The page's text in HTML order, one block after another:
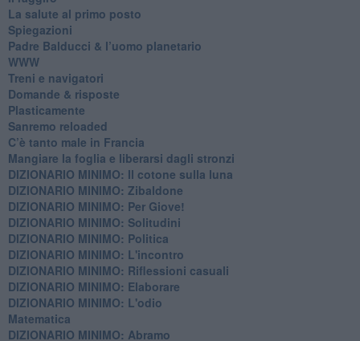
​La salute al primo posto
Spiegazioni
Padre Balducci & l’uomo planetario
WWW
​Treni e navigatori
​Domande & risposte
​Plasticamente
Sanremo reloaded
C’è tanto male in Francia
​Mangiare la foglia e liberarsi dagli stronzi
DIZIONARIO MINIMO: Il cotone sulla luna
DIZIONARIO MINIMO: Zibaldone
DIZIONARIO MINIMO: Per Giove!
DIZIONARIO MINIMO: Solitudini
DIZIONARIO MINIMO: Politica
DIZIONARIO MINIMO: L'incontro
DIZIONARIO MINIMO: Riflessioni casuali
DIZIONARIO MINIMO: Elaborare
DIZIONARIO MINIMO: L'odio
​Matematica
DIZIONARIO MINIMO: Abramo